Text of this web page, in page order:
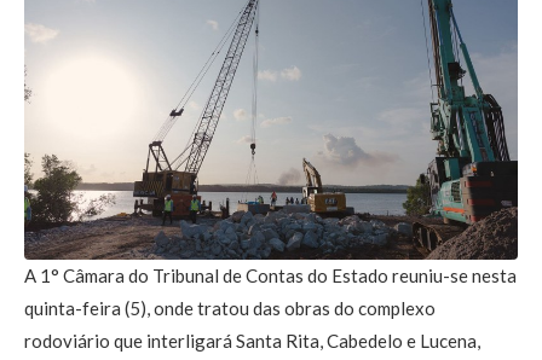
A 1° Câmara do Tribunal de Contas do Estado reuniu-se nesta
quinta-feira (5), onde tratou das obras do complexo
rodoviário que interligará Santa Rita, Cabedelo e Lucena,